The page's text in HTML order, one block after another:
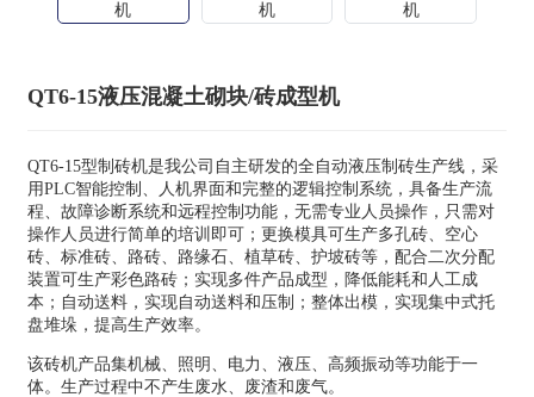
QT6-15液压混凝土砌块/砖成型机
QT6-15型制砖机是我公司自主研发的全自动液压制砖生产线，采
用PLC智能控制、人机界面和完整的逻辑控制系统，具备生产流
程、故障诊断系统和远程控制功能，无需专业人员操作，只需对
操作人员进行简单的培训即可；更换模具可生产多孔砖、空心
砖、标准砖、路砖、路缘石、植草砖、护坡砖等，配合二次分配
装置可生产彩色路砖；实现多件产品成型，降低能耗和人工成
本；自动送料，实现自动送料和压制；整体出模，实现集中式托
盘堆垛，提高生产效率。
该砖机产品集机械、照明、电力、液压、高频振动等功能于一
体。生产过程中不产生废水、废渣和废气。